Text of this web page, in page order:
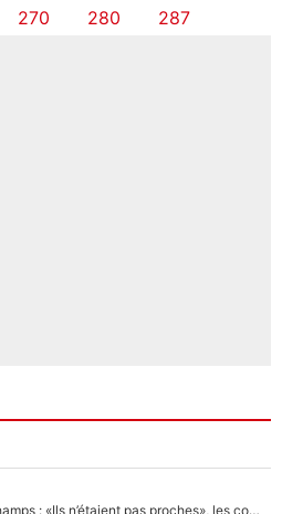
270 280 287
Zinédine Zidane et Didier Deschamps : «Ils n’étaient pas proches», les confidences d’un membre de l’équipe de France 1998 sur leur relation spéciale